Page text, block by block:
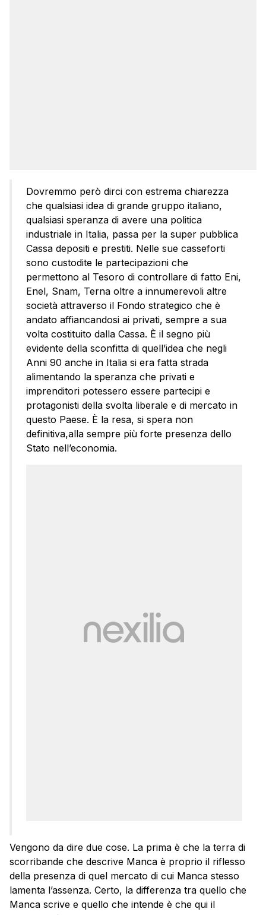
Dovremmo però dirci con estrema chiarezza
che qualsiasi idea di grande gruppo italiano,
qualsiasi speranza di avere una politica
industriale in Italia, passa per la super pubblica
Cassa depositi e prestiti. Nelle sue casseforti
sono custodite le partecipazioni che
permettono al Tesoro di controllare di fatto Eni,
Enel, Snam, Terna oltre a innumerevoli altre
società attraverso il Fondo strategico che è
andato affiancandosi ai privati, sempre a sua
volta costituito dalla Cassa. È il segno più
evidente della sconfitta di quell’idea che negli
Anni 90 anche in Italia si era fatta strada
alimentando la speranza che privati e
imprenditori potessero essere partecipi e
protagonisti della svolta liberale e di mercato in
questo Paese. È la resa, si spera non
definitiva,alla sempre più forte presenza dello
Stato nell’economia.
Vengono da dire due cose. La prima è che la terra di
scorribande che descrive Manca è proprio il riflesso
della presenza di quel mercato di cui Manca stesso
lamenta l’assenza. Certo, la differenza tra quello che
Manca scrive e quello che intende è che qui il